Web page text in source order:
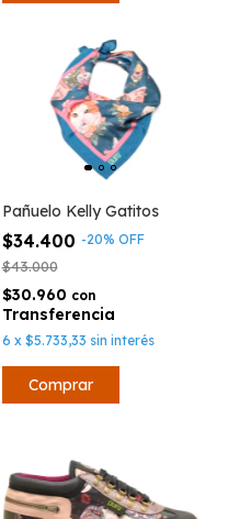
Pañuelo Kelly Gatitos
$34.400 -20% OFF
$43.000
$30.960 con
6 x $5.733,33 sin interés